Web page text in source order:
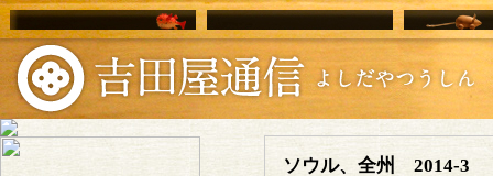
ソウル、全州 2014-3